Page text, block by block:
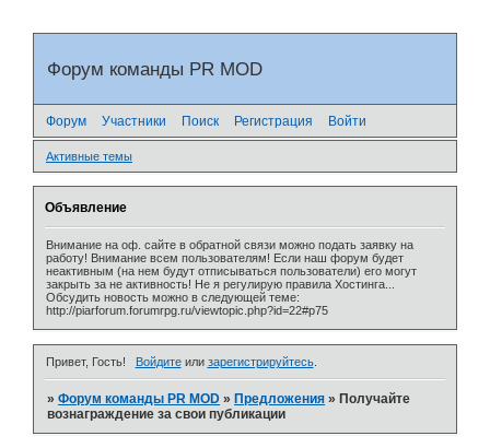
Форум команды PR MOD
Форум Участники Поиск Регистрация Войти
Активные темы
Объявление
Внимание на оф. сайте в обратной связи можно подать заявку на
работу! Внимание всем пользователям! Если наш форум будет
неактивным (на нем будут отписываться пользователи) его могут
закрыть за не активность! Не я регулирую правила Хостинга...
Обсудить новость можно в следующей теме:
http://piarforum.forumrpg.ru/viewtopic.php?id=22#p75
Привет, Гость! Войдитеили зарегистрируйтесь.
»Форум команды PR MOD » Предложения » Получайте
вознаграждение за свои публикации